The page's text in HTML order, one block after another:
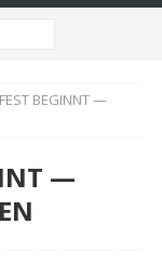
BEGINNT —
—